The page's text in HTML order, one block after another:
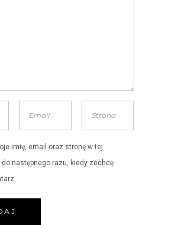
imię, email oraz stronę w tej
następnego razu, kiedy zechcę